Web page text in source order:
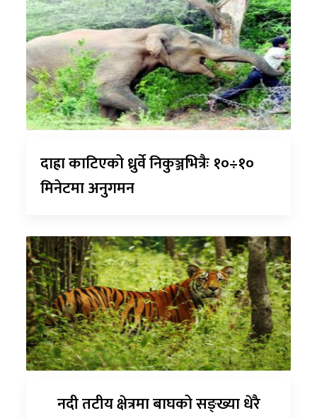
दाह्रा काटिएको ध्रुर्वे निकुञ्जभित्रैः १०÷१०
मिनेटमा अनुगमन
नदी तटीय क्षेत्रमा बाघको सङ्ख्या धेरै